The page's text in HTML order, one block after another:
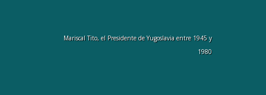
Mariscal Tito, el Presidente de Yugoslavia entre 1945 y
1980